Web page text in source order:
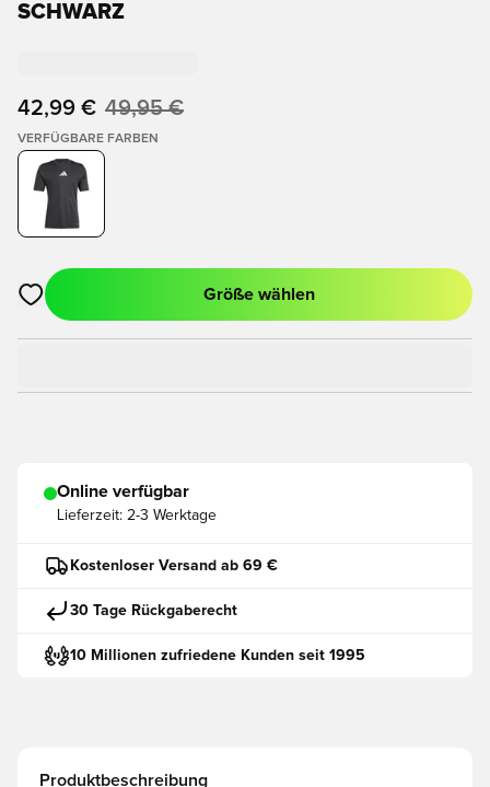
SCHWARZ
42,99 € 49,95 €
VERFÜGBARE FARBEN
Öffnet ein neues Fenster zum Anmelden oder Registrieren
Größe wählen
Online verfügbar
Lieferzeit: 2-3 Werktage
Kostenloser Versand ab 69 €
30 Tage Rückgaberecht
10 Millionen zufriedene Kunden seit 1995
Produktbeschreibung